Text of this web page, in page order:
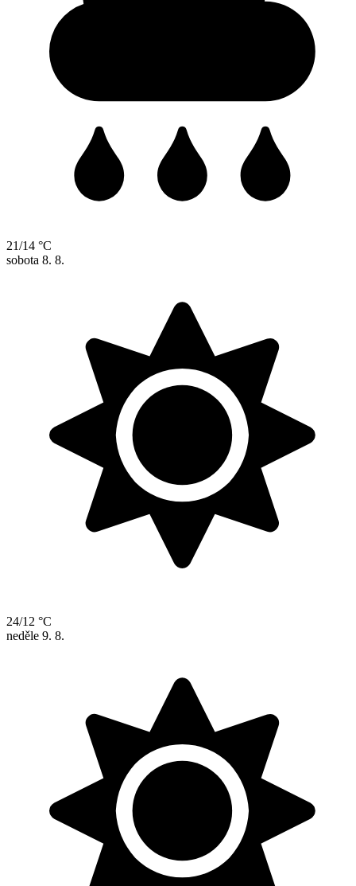
21/14 °C
sobota 8. 8.
24/12 °C
neděle 9. 8.